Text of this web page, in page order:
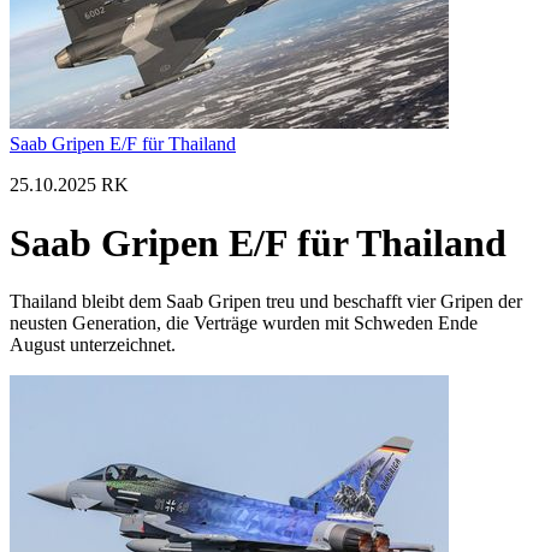
Saab Gripen E/F für Thailand
25.10.2025 RK
Saab Gripen E/F für Thailand
Thailand bleibt dem Saab Gripen treu und beschafft vier Gripen der
neusten Generation, die Verträge wurden mit Schweden Ende
August unterzeichnet.